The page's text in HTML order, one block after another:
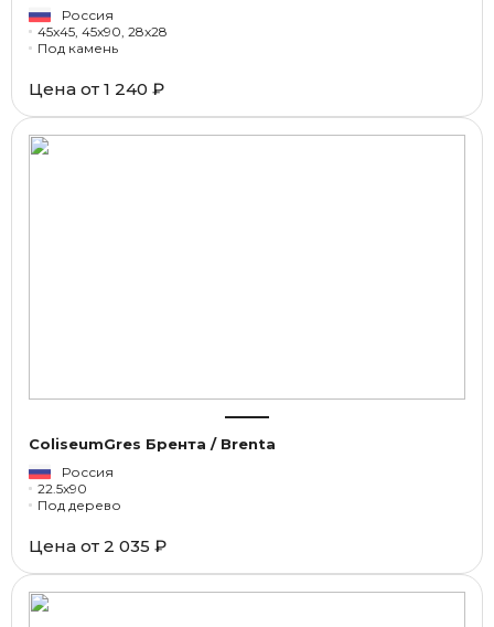
Россия
45x45, 45x90, 28x28
Под камень
Цена от 1 240 ₽
ColiseumGres Брента / Brenta
Россия
22.5x90
Под дерево
Цена от 2 035 ₽